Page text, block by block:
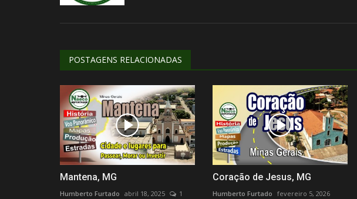
POSTAGENS RELACIONADAS
Mantena, MG
Humberto Furtado abril 18, 2025
1
Coração de Jesus, MG
Humberto Furtado fevereiro 5, 2026
Divulgação do seu canal no YouTube
Humberto Furtado novembro 24, 2022
Seja autêntico, criativo, convincente e insistente Mesorregião